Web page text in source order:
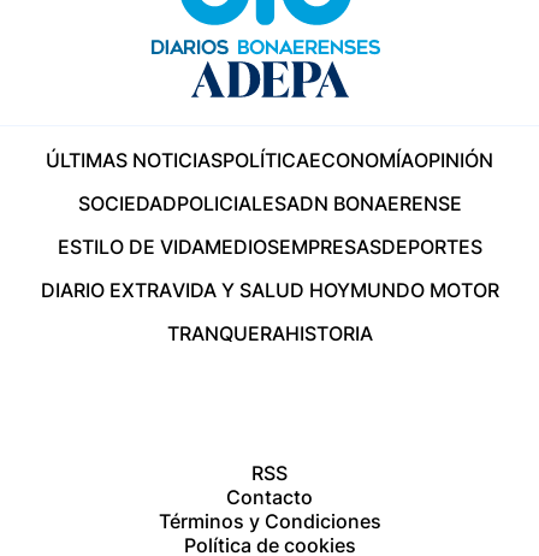
ÚLTIMAS NOTICIASPOLÍTICAECONOMÍAOPINIÓN
SOCIEDADPOLICIALESADN BONAERENSE
ESTILO DE VIDAMEDIOSEMPRESASDEPORTES
DIARIO EXTRAVIDA Y SALUD HOYMUNDO MOTOR
TRANQUERAHISTORIA
RSS
Contacto
Términos y Condiciones
Política de cookies